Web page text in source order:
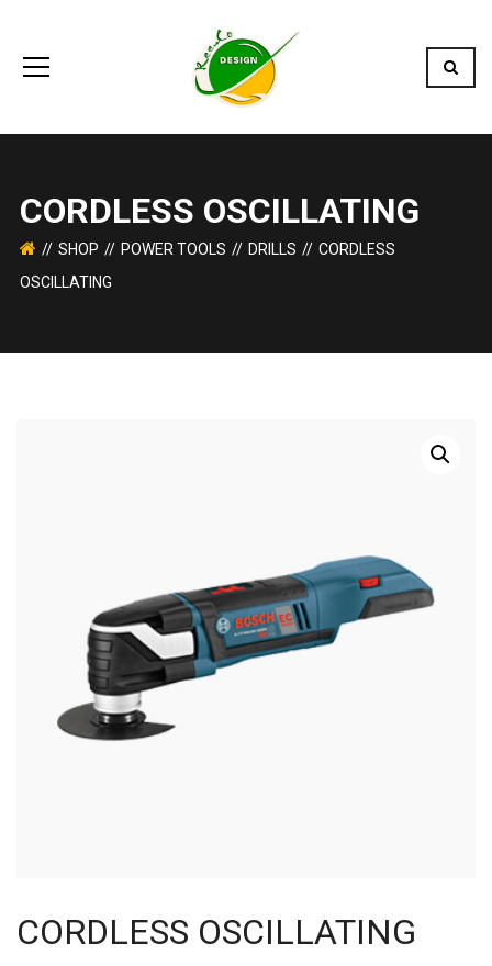
CORDLESS OSCILLATING
SHOP POWER TOOLS DRILLS
CORDLESS
OSCILLATING
CORDLESS OSCILLATING